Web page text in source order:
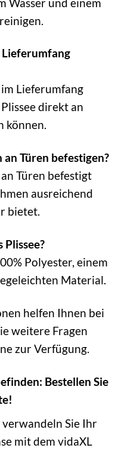
Lieferumfang
direkt an
können.
an Türen befestigen?
an Türen befestigt
ausreichend
bietet.
Polyester, einem
Material.
helfen Ihnen bei
weitere Fragen
zur Verfügung.
Bestellen Sie
Sie Ihr
mit dem vidaXL